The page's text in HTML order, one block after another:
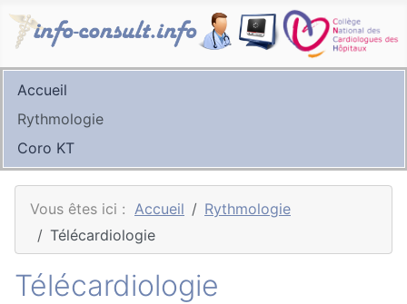
Accueil
Rythmologie
Coro KT
Vous êtes ici : Accueil
Rythmologie
Télécardiologie
Télécardiologie